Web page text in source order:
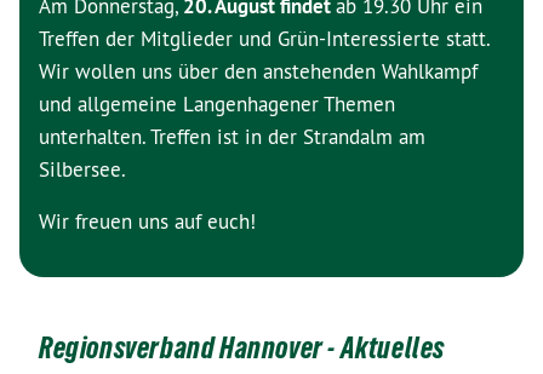
Am Donnerstag, 20. August findetab 19.30 Uhr ein
Treffen der Mitglieder und Grün-Interessierte statt.
Wir wollen uns über den anstehenden Wahlkampf
und allgemeine Langenhagener Themen
unterhalten. Treffen ist in der Strandalm am
Silbersee.
Wir freuen uns auf euch!
Regionsverband Hannover - Aktuelles